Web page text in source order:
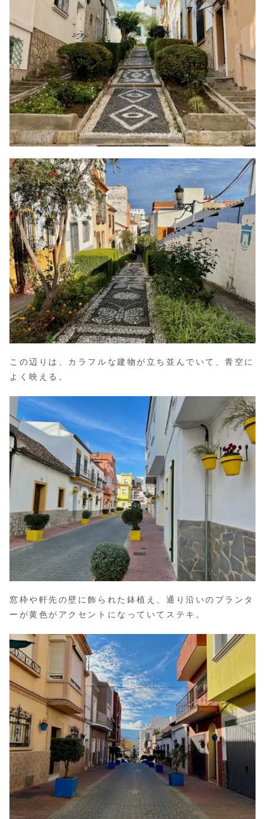
この辺りは、カラフルな建物が立ち並んでいて、青空に
よく映える。
窓枠や軒先の壁に飾られた鉢植え、通り沿いのプランタ
ーが黄色がアクセントになっていてステキ。